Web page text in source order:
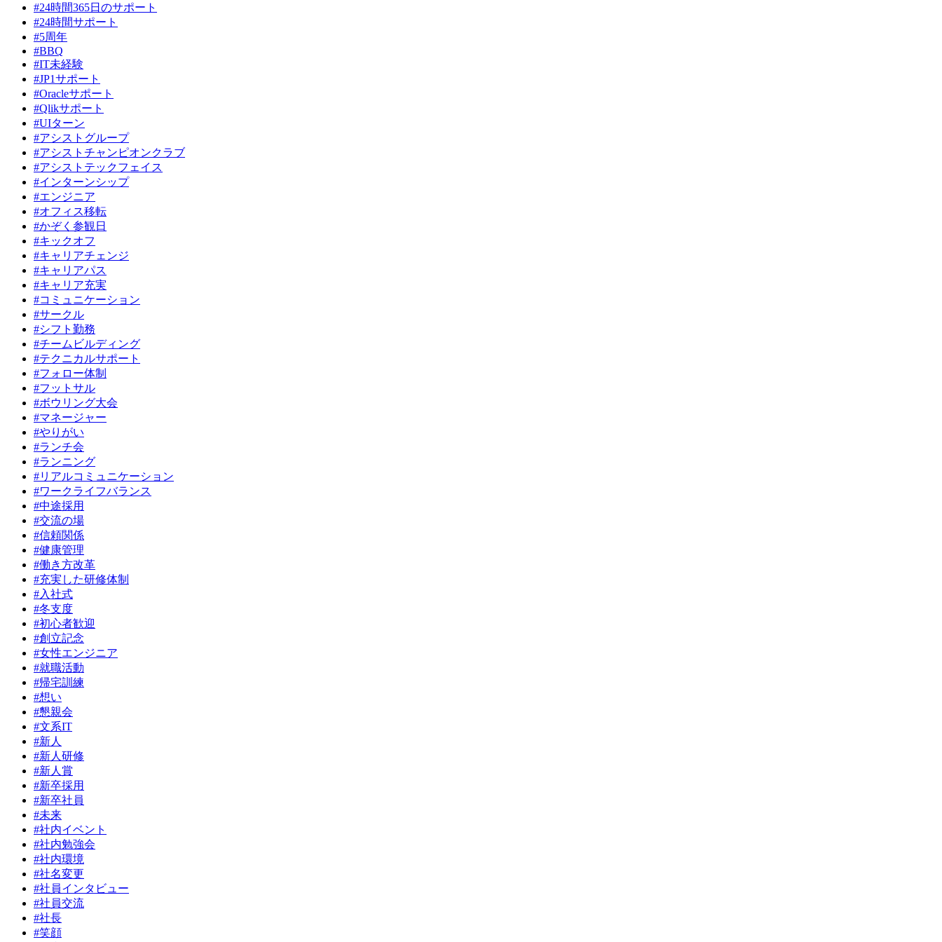
#24時間365日のサポート
#24時間サポート
#5周年
#BBQ
#IT未経験
#JP1サポート
#Oracleサポート
#Qlikサポート
#UIターン
#アシストグループ
#アシストチャンピオンクラブ
#アシストテックフェイス
#インターンシップ
#エンジニア
#オフィス移転
#かぞく参観日
#キックオフ
#キャリアチェンジ
#キャリアパス
#キャリア充実
#コミュニケーション
#サークル
#シフト勤務
#チームビルディング
#テクニカルサポート
#フォロー体制
#フットサル
#ボウリング大会
#マネージャー
#やりがい
#ランチ会
#ランニング
#リアルコミュニケーション
#ワークライフバランス
#中途採用
#交流の場
#信頼関係
#健康管理
#働き方改革
#充実した研修体制
#入社式
#冬支度
#初心者歓迎
#創立記念
#女性エンジニア
#就職活動
#帰宅訓練
#想い
#懇親会
#文系IT
#新人
#新人研修
#新人賞
#新卒採用
#新卒社員
#未来
#社内イベント
#社内勉強会
#社内環境
#社名変更
#社員インタビュー
#社員交流
#社長
#笑顔